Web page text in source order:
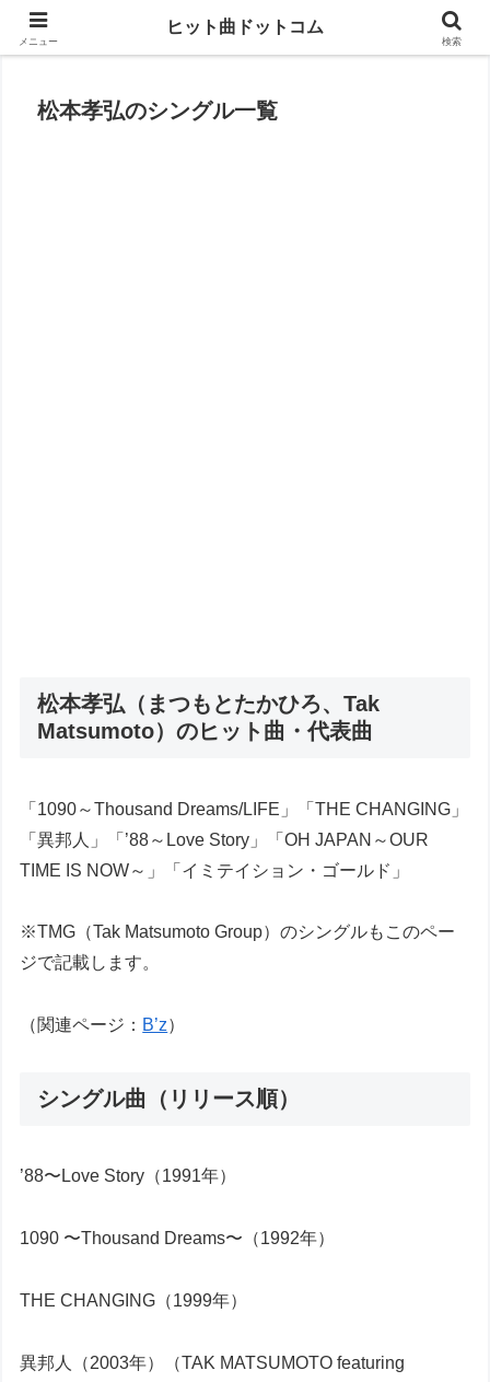
思い出の曲がすぐに見つかる
松本孝弘のシングル一覧
松本孝弘（まつもとたかひろ、Tak
Matsumoto）のヒット曲・代表曲
「1090～Thousand Dreams/LIFE」「THE CHANGING」
「異邦人」「’88～Love Story」「OH JAPAN～OUR
TIME IS NOW～」「イミテイション・ゴールド」
※TMG（Tak Matsumoto Group）のシングルもこのペー
ジで記載します。
（関連ページ： B’z）
シングル曲（リリース順）
’88〜Love Story（1991年）
1090 〜Thousand Dreams〜（1992年）
THE CHANGING（1999年）
異邦人（2003年）（TAK MATSUMOTO featuring
メニュー
ヒット曲ドットコム
検索